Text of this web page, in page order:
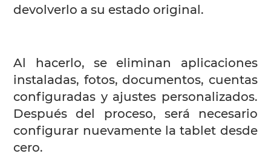
devolverlo a su estado original.
Al hacerlo, se eliminan aplicaciones
instaladas, fotos, documentos, cuentas
configuradas y ajustes personalizados.
Después del proceso, será necesario
configurar nuevamente la tablet desde
cero.